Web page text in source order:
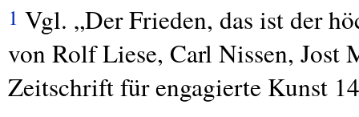
1 Vgl. „Der Frieden, das ist der
von Rolf Liese, Carl Nissen,
Zeitschrift für engagierte Kunst